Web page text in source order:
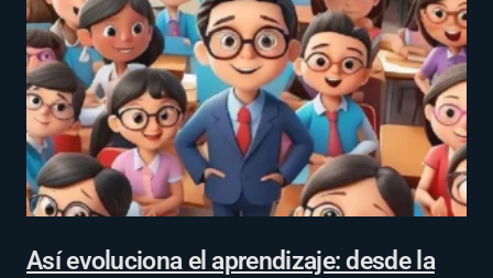
Así evoluciona el aprendizaje: desde la